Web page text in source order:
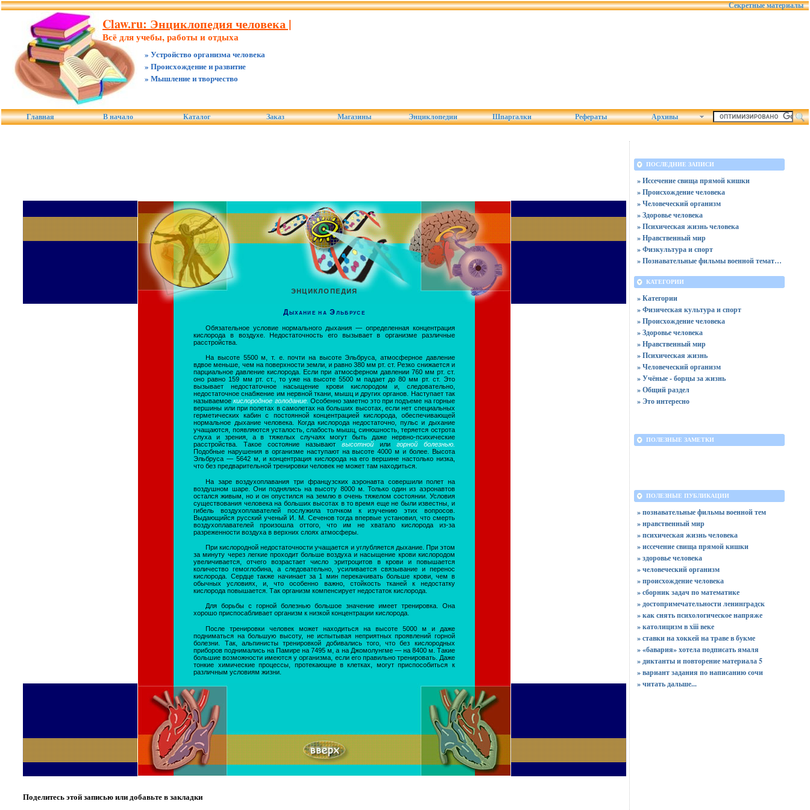
Секретные материалы
Claw.ru: Энциклопедия человека |
Всё для учебы, работы и отдыха
» Устройство организма человека
» Происхождение и развитие
» Мышление и творчество
Главная В начало Каталог Заказ Магазины Энциклопедии Шпаргалки Рефераты Архивы
ЭНЦИКЛОПЕДИЯ
Дыхание на Эльбрусе
Обязательное условие нормального дыхания — определенная концентрация
кислорода в воздухе. Недостаточность его вызывает в организме различные
расстройства.
На высоте 5500 м, т. е. почти на высоте Эльбруса, атмосферное давление
вдвое меньше, чем на поверхности земли, и равно 380 мм рт. ст. Резко снижается и
парциальное давление кислорода. Если при атмосферном давлении 760 мм рт. ст.
оно равно 159 мм рт. ст., то уже на высоте 5500 м падает до 80 мм рт. ст. Это
вызывает недостаточное насыщение крови кислородом и, следовательно,
недостаточное снабжение им нервной ткани, мышц и других органов. Наступает так
называемоекислородное голодание. Особенно заметно это при подъеме на горные
вершины или при полетах в самолетах на больших высотах, если нет специальных
герметических кабин с постоянной концентрацией кислорода, обеспечивающей
нормальное дыхание человека. Когда кислорода недостаточно, пульс и дыхание
учащаются, появляются усталость, слабость мышц, синюшность, теряется острота
слуха и зрения, а в тяжелых случаях могут быть даже нервно-психические
расстройства. Такое состояние называют высотной или горной болезнью.
Подобные нарушения в организме наступают на высоте 4000 м и более. Высота
Эльбруса — 5642 м, и концентрация кислорода на его вершине настолько низка,
что без предварительной тренировки человек не может там находиться.
На заре воздухоплавания три французских аэронавта совершили полет на
воздушном шаре. Они поднялись на высоту 8000 м. Только один из аэронавтов
остался живым, но и он опустился на землю в очень тяжелом состоянии. Условия
существования человека на больших высотах в то время еще не были известны, и
гибель воздухоплавателей послужила толчком к изучению этих вопросов.
Выдающийся русский ученый И. М. Сеченов тогда впервые установил, что смерть
воздухоплавателей произошла оттого, что им не хватало кислорода из-за
разреженности воздуха в верхних слоях атмосферы.
При кислородной недостаточности учащается и углубляется дыхание. При этом
за минуту через легкие проходит больше воздуха и насыщение крови кислородом
увеличивается, отчего возрастает число эритроцитов в крови и повышается
количество гемоглобина, а следовательно, усиливается связывание и перенос
кислорода. Сердце также начинает за 1 мин перекачивать больше крови, чем в
обычных условиях, и, что особенно важно, стойкость тканей к недостатку
кислорода повышается. Так организм компенсирует недостаток кислорода.
Для борьбы с горной болезнью большое значение имеет тренировка. Она
хорошо приспосабливает организм к низкой концентрации кислорода.
После тренировки человек может находиться на высоте 5000 м и даже
подниматься на большую высоту, не испытывая неприятных проявлений горной
болезни. Так, альпинисты тренировкой добивались того, что без кислородных
приборов поднимались на Памире на 7495 м, а на Джомолунгме — на 8400 м. Такие
большие возможности имеются у организма, если его правильно тренировать. Даже
тонкие химические процессы, протекающие в клетках, могут приспособиться к
различным условиям жизни.
Поделитесь этой записью или добавьте в закладки
ПОСЛЕДНИЕ ЗАПИСИ
» Иссечение свища прямой кишки
» Происхождение человека
» Человеческий организм
» Здоровье человека
» Психическая жизнь человека
» Нравственный мир
» Физкультура и спорт
» Познавательные фильмы военной тематики
КАТЕГОРИИ
» Категории
» Физическая культура и спорт
» Происхождение человека
» Здоровье человека
» Нравственный мир
» Психическая жизнь
» Человеческий организм
» Учёные - борцы за жизнь
» Общий раздел
» Это интересно
ПОЛЕЗНЫЕ ЗАМЕТКИ
ПОЛЕЗНЫЕ ПУБЛИКАЦИИ
» познавательные фильмы военной тем
» нравственный мир
» психическая жизнь человека
» иссечение свища прямой кишки
» здоровье человека
» человеческий организм
» происхождение человека
» сборник задач по математике
» достопримечательности ленинградск
» как снять психологическое напряже
» католицизм в xiii веке
» ставки на хоккей на траве в букме
» «бавария» хотела подписать ямаля
» диктанты и повторение материала 5
» вариант задания по написанию сочи
»читать дальше...